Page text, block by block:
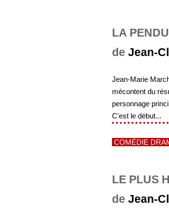
LA
de Jean-
Jean-Marie
mécontent du
personnage
C'est le début...
COMÉDIE
LE PLUS
de Jean-